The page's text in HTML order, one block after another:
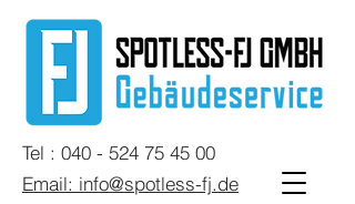
Tel : 040 - 524 75 45 00
Email: info@spotless-fj.de